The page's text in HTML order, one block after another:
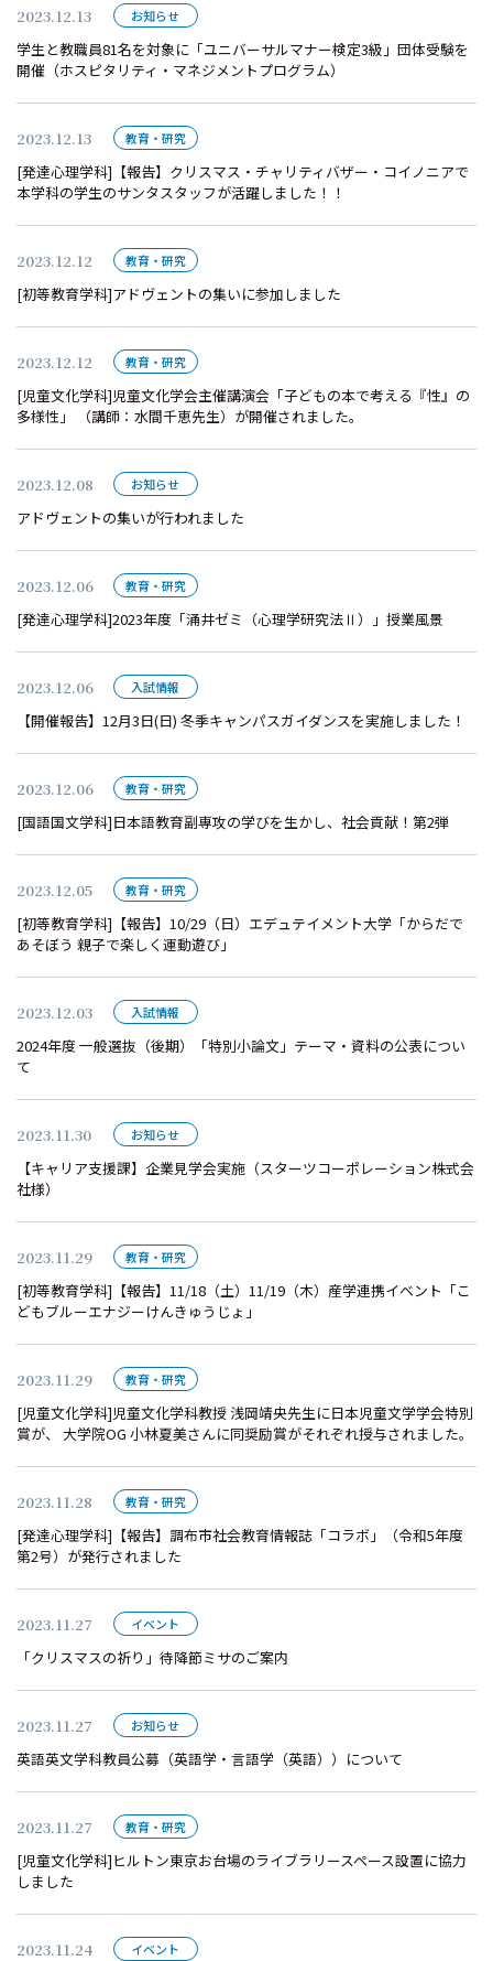
2023.12.13 お知らせ
学生と教職員81名を対象に「ユニバーサルマナー検定3級」団体受験を
開催（ホスピタリティ・マネジメントプログラム）
2023.12.13 教育・研究
[発達心理学科]【報告】クリスマス・チャリティバザー・コイノニアで
本学科の学生のサンタスタッフが活躍しました！！
2023.12.12 教育・研究
[初等教育学科]アドヴェントの集いに参加しました
2023.12.12 教育・研究
[児童文化学科]児童文化学会主催講演会「子どもの本で考える『性』の
多様性」 （講師：水間千恵先生）が開催されました。
2023.12.08 お知らせ
アドヴェントの集いが行われました
2023.12.06 教育・研究
[発達心理学科]2023年度「涌井ゼミ（心理学研究法Ⅱ）」授業風景
2023.12.06 入試情報
【開催報告】12月3日(日) 冬季キャンパスガイダンスを実施しました！
2023.12.06 教育・研究
[国語国文学科]日本語教育副専攻の学びを生かし、社会貢献！第2弾
2023.12.05 教育・研究
[初等教育学科]【報告】10/29（日）エデュテイメント大学「からだで
あそぼう 親子で楽しく運動遊び」
2023.12.03 入試情報
2024年度 一般選抜（後期）「特別小論文」テーマ・資料の公表につい
て
2023.11.30 お知らせ
【キャリア支援課】企業見学会実施（スターツコーポレーション株式会
社様）
2023.11.29 教育・研究
[初等教育学科]【報告】11/18（土）11/19（木）産学連携イベント「こ
どもブルーエナジーけんきゅうじょ」
2023.11.29 教育・研究
[児童文化学科]児童文化学科教授 浅岡靖央先生に日本児童文学学会特別
賞が、 大学院OG 小林夏美さんに同奨励賞がそれぞれ授与されました。
2023.11.28 教育・研究
[発達心理学科]【報告】調布市社会教育情報誌「コラボ」（令和5年度
第2号）が発行されました
2023.11.27 イベント
「クリスマスの祈り」待降節ミサのご案内
2023.11.27 お知らせ
英語英文学科教員公募（英語学・言語学（英語））について
2023.11.27 教育・研究
[児童文化学科]ヒルトン東京お台場のライブラリースペース設置に協力
しました
2023.11.24 イベント